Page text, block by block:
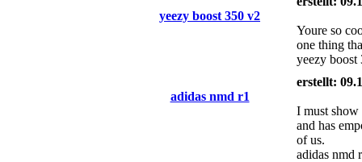
yeezy boost 350 v2
Youre so
one thing
yeezy boost
adidas nmd r1
erstellt:
I must show
and has
of us.
adidas nmd